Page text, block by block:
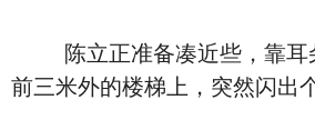
陈立正准备凑近些，靠耳
前三米外的楼梯上，突然闪出